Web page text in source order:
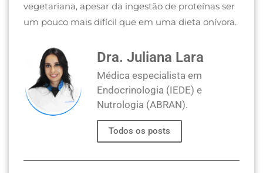
vegetariana, apesar da ingestão de proteínas ser
um pouco mais difícil que em uma dieta onívora.
Dra. Juliana Lara
Médica especialista em
Endocrinologia (IEDE) e
Nutrologia (ABRAN).
Todos os posts